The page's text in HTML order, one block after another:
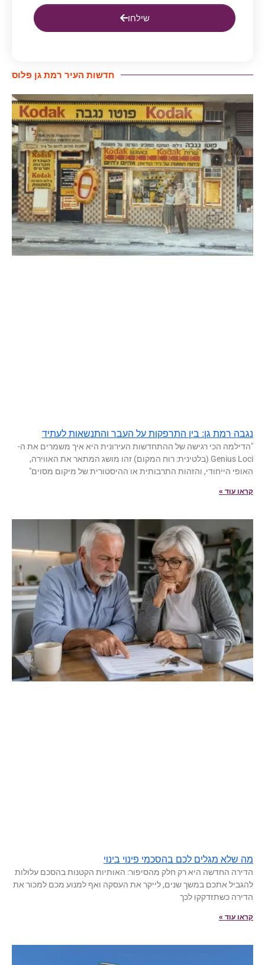
שילחו
חדשות העיר רמת גן פלוס
נגבה רמת גן: בין התרפקות על העבר והתנשאות לעתיד
"הדילמה הכי רגישה של ההתחדשות העירונית היא איך משמרים את ה-
Genius Loci (בלטינית: רוח המקום) זהו מושג המתאר את האווירה,
האופי הייחודי, והזהות התרבותית או ההיסטורית של מיקום מסוים"
קראו עוד »
מה שלא מגלים לכם בהסכמי פינוי בינוי
הדירה החדשה היא רק חלק מהסיפור: האותיות הקטנות בהסכם עלולות
להגביל אתכם במשך שנים, לייקר את העסקה ואף למנוע מכם למכור את
הדירה כשתזדקקו לכך
קראו עוד »